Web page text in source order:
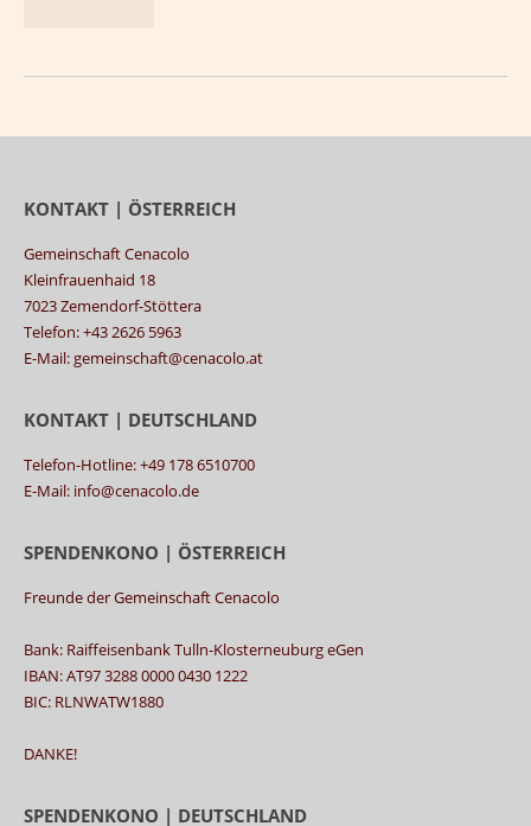
KONTAKT | ÖSTERREICH
Gemeinschaft Cenacolo
Kleinfrauenhaid 18
7023 Zemendorf-Stöttera
Telefon: +43 2626 5963
E-Mail: gemeinschaft@cenacolo.at
KONTAKT | DEUTSCHLAND
Telefon-Hotline: +49 178 6510700
E-Mail: info@cenacolo.de
SPENDENKONO | ÖSTERREICH
Freunde der Gemeinschaft Cenacolo
Bank: Raiffeisenbank Tulln-Klosterneuburg eGen
IBAN: AT97 3288 0000 0430 1222
BIC: RLNWATW1880
DANKE!
SPENDENKONO | DEUTSCHLAND